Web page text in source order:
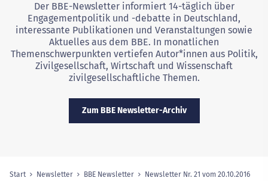
Der BBE-Newsletter informiert 14-täglich über
Engagementpolitik und -debatte in Deutschland,
interessante Publikationen und Veranstaltungen sowie
Aktuelles aus dem BBE. In monatlichen
Themenschwerpunkten vertiefen Autor*innen aus Politik,
Zivilgesellschaft, Wirtschaft und Wissenschaft
zivilgesellschaftliche Themen.
Zum BBE Newsletter-Archiv
Sie sind hier:
Start Newsletter BBE Newsletter Newsletter Nr. 21 vom 20.10.2016